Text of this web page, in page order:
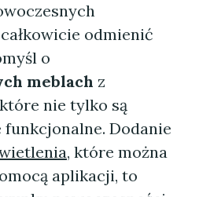
odmienić
o
meblach z
nie tylko są
funkcjonalne. Dodanie
, które można
aplikacji, to